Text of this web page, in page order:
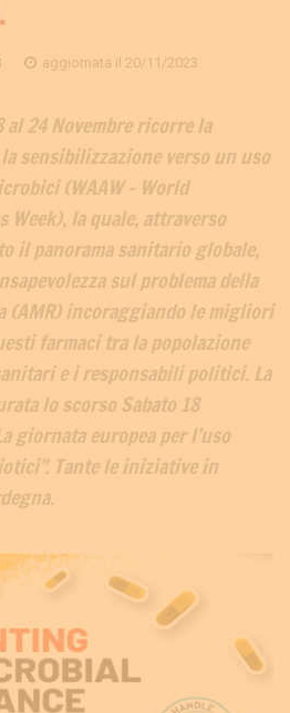
aggiornata il 20/11/2023
al 24 Novembre ricorre la
sensibilizzazione verso un uso
(WAAW - World
la quale, attraverso
il panorama sanitario globale,
sul problema della
(AMR) incoraggiando le migliori
farmaci tra la popolazione
e i responsabili politici. La
lo scorso Sabato 18
giornata europea per l’uso
Tante le iniziative in